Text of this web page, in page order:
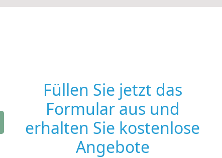
Füllen Sie jetzt das
Formular aus und
erhalten Sie kostenlose
Angebote